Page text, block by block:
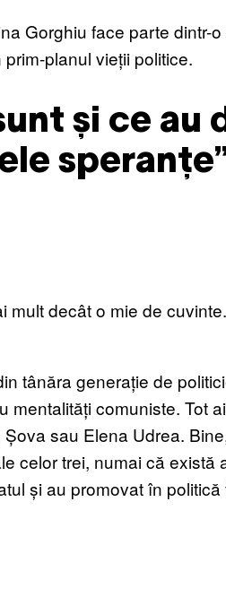
Gorghiu face parte dintr-
planul vieții politice.
și ce au
mult decât o mie de
tânăra generație de
mentalități comuniste. Tot
sau Elena Udrea.
celor trei, numai că există
și au promovat în